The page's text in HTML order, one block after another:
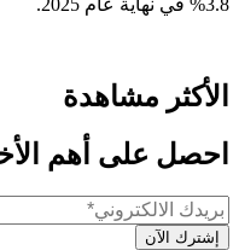
الأكثر مشاهدة
احصل على أهم
إشترك الآن